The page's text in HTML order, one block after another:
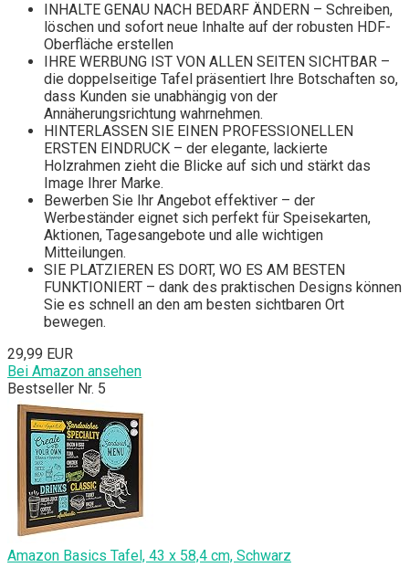
INHALTE GENAU NACH BEDARF ÄNDERN – Schreiben,
löschen und sofort neue Inhalte auf der robusten HDF-
Oberfläche erstellen
IHRE WERBUNG IST VON ALLEN SEITEN SICHTBAR –
die doppelseitige Tafel präsentiert Ihre Botschaften so,
dass Kunden sie unabhängig von der
Annäherungsrichtung wahrnehmen.
HINTERLASSEN SIE EINEN PROFESSIONELLEN
ERSTEN EINDRUCK – der elegante, lackierte
Holzrahmen zieht die Blicke auf sich und stärkt das
Image Ihrer Marke.
Bewerben Sie Ihr Angebot effektiver – der
Werbeständer eignet sich perfekt für Speisekarten,
Aktionen, Tagesangebote und alle wichtigen
Mitteilungen.
SIE PLATZIEREN ES DORT, WO ES AM BESTEN
FUNKTIONIERT – dank des praktischen Designs können
Sie es schnell an den am besten sichtbaren Ort
bewegen.
29,99 EUR
Bei Amazon ansehen
Bestseller Nr. 5
Amazon Basics Tafel, 43 x 58,4 cm, Schwarz